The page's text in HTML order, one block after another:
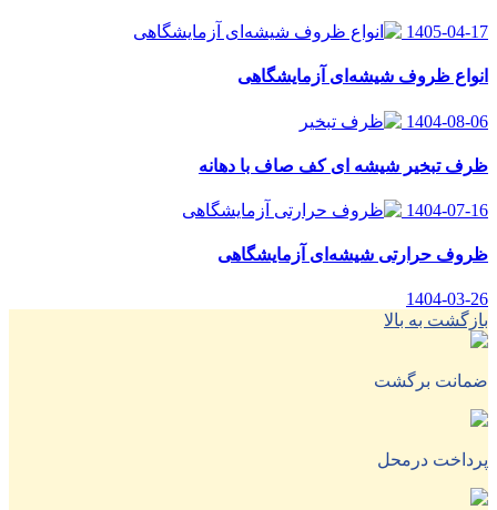
1405-04-17
انواع ظروف شیشه‌ای آزمایشگاهی
1404-08-06
ظرف تبخیر شیشه ای کف صاف با دهانه
1404-07-16
ظروف حرارتی شیشه‌ای آزمایشگاهی
1404-03-26
بازگشت به بالا
ضمانت برگشت
پرداخت درمحل